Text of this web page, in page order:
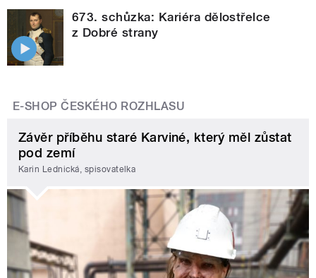
673. schůzka: Kariéra dělostřelce
z Dobré strany
E-SHOP ČESKÉHO ROZHLASU
Závěr příběhu staré Karviné, který měl zůstat
pod zemí
Karin Lednická, spisovatelka